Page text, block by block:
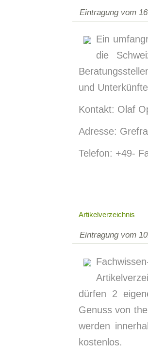
Eintragung vom
Ein
die
und
Kontakt: Olaf
Adresse:
Telefon: +49-
Artikelverzeichnis
Eintragung vom
dürfen 2
Genuss von
werden
kostenlos.